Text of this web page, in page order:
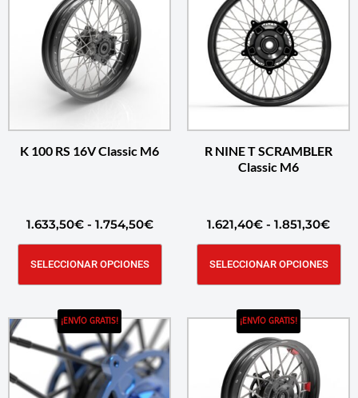
K 100 RS 16V Classic M6
1.633,50€ - 1.754,50€
SELECCIONAR OPCIONES
R NINE T SCRAMBLER
Classic M6
1.621,40€ - 1.851,30€
SELECCIONAR OPCIONES
¡ENVÍO GRATIS! ¡ENVÍO GRATIS!